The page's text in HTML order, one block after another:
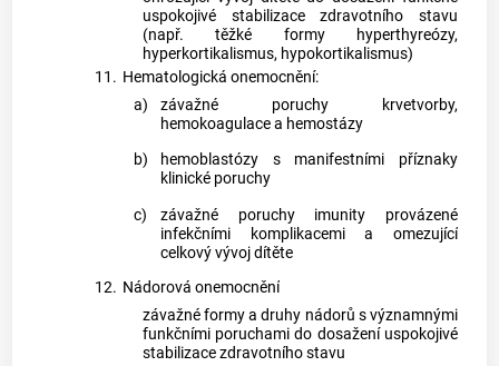
uspokojivé stabilizace zdravotního stavu
(např. těžké formy hyperthyreózy,
hyperkortikalismus, hypokortikalismus)
11. Hematologická onemocnění:
a)
závažné poruchy krvetvorby,
hemokoagulace a hemostázy
b)
hemoblastózy s manifestními příznaky
klinické poruchy
c)
závažné poruchy imunity provázené
infekčními komplikacemi a omezující
celkový vývoj dítěte
12. Nádorová onemocnění
závažné formy a druhy nádorů s významnými
funkčními poruchami do dosažení uspokojivé
stabilizace zdravotního stavu